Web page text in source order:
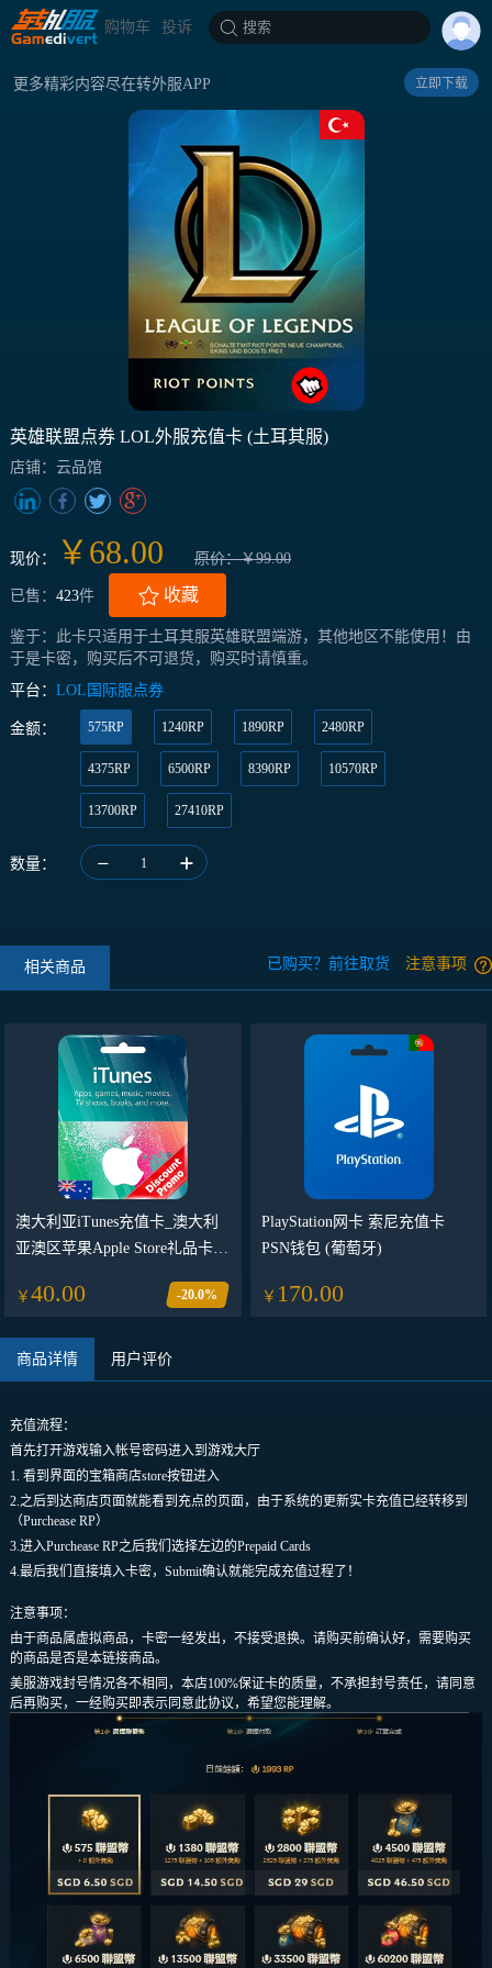
购物车 投诉 搜索
更多精彩内容尽在转外服APP 立即下载
英雄联盟点券 LOL外服充值卡 (土耳其服)
店铺：云品馆
现价： ￥68.00 原价：￥99.00
已售： 423件 收藏
鉴于：此卡只适用于土耳其服英雄联盟端游，其他地区不能使用！由
于是卡密，购买后不可退货，购买时请慎重。
平台： LOL国际服点券
金额： 575RP 1240RP 1890RP 2480RP
4375RP 6500RP 8390RP 10570RP
13700RP 27410RP
数量： 1
相关商品 已购买？前往取货 注意事项
澳大利亚iTunes充值卡_澳大利
亚澳区苹果Apple Store礼品卡
￥40.00 -20.0%
PlayStation网卡 索尼充值卡
PSN钱包 (葡萄牙)
￥ 170.00
商品详情 用户评价
充值流程：
首先打开游戏输入帐号密码进入到游戏大厅
1. 看到界面的宝箱商店store按钮进入
2.之后到达商店页面就能看到充点的页面，由于系统的更新实卡充值已经转移到
（Purchease RP）
3.进入Purchease RP之后我们选择左边的Prepaid Cards
4.最后我们直接填入卡密，Submit确认就能完成充值过程了！
注意事项：
由于商品属虚拟商品，卡密一经发出，不接受退换。请购买前确认好，需要购买
的商品是否是本链接商品。
美服游戏封号情况各不相同，本店100%保证卡的质量，不承担封号责任，请同意
后再购买，一经购买即表示同意此协议，希望您能理解。